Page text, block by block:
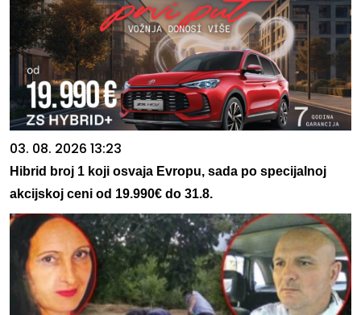
03. 08. 2026 13:23
Hibrid broj 1 koji osvaja Evropu, sada po specijalnoj
akcijskoj ceni od 19.990€ do 31.8.